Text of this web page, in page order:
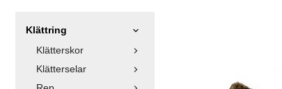
Klättring
Klätterskor
Klätterselar